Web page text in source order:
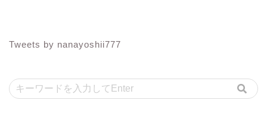
Tweets by nanayoshii777